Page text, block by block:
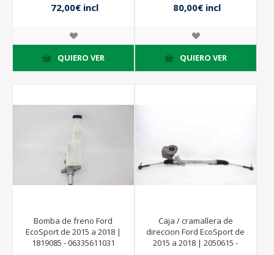
72,00€ incl
QUIERO VER
80,00€ incl
QUIERO VER
Bomba de freno Ford
EcoSport de 2015 a 2018 |
1819085 - 06335611031
Caja / cramallera de
direccion Ford EcoSport de
2015 a 2018 | 2050615 -